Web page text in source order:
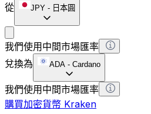
從
JPY - 日本圓
我們使用中間市場匯率
兌換為
ADA - Cardano
我們使用中間市場匯率
購買加密貨幣 Kraken